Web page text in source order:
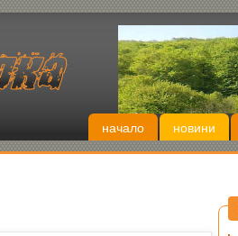
начало новини